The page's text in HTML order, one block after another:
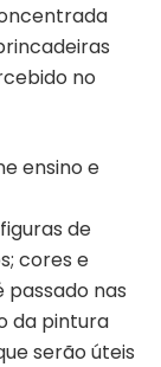
no
ensino e
de
cores e
passado nas
da pintura
serão úteis